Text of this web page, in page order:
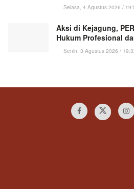
Selasa, 4 Agustus 2026 /
Aksi di Kejagung,
Hukum Profesional
Senin, 3 Agustus 2026 /